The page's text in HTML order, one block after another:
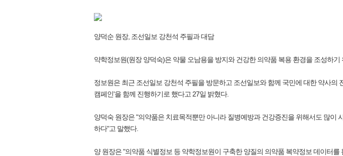
양덕순 원장, 조선일보 강천석 주필과 대담
약학정보원(원장 양덕숙)은 약물 오남용을 방지와 건강한 의약품 복용 환경을 조성하
정보원은 최근 조선일보 강천석 주필을 방문하고 조선일보와 함께 국민에 대한 약사
캠페인'을 함께 진행하기로 했다고 27일 밝혔다.
양덕숙 원장은 "의약품은 치료목적뿐만 아니라 질병예방과 건강증진을 위해서도 많이
하다"고 말했다.
양 원장은 "의약품 식별정보 등 약학정보원이 구축한 양질의 의약품 복약정보 데이터